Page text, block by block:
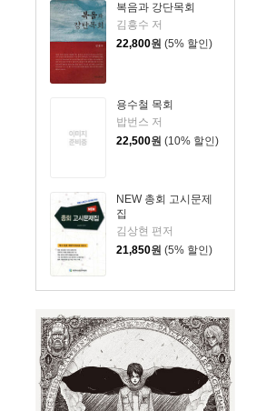
복음과 강단목회
김흥수 저
22,800원 (5% 할인)
용수철 목회
밥번스 저
22,500원 (10% 할인)
NEW 총회 고시문제
집
김상현 편저
21,850원 (5% 할인)